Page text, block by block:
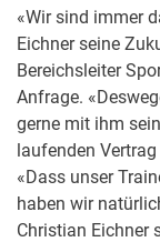
«Wir sind immer
Eichner seine
Bereichsleiter
Anfrage.
gerne mit ihm
laufenden
«Dass unser
haben wir
Christian Eichner